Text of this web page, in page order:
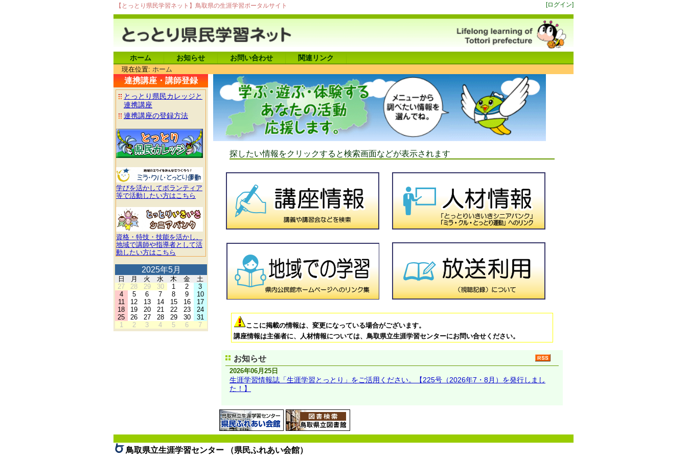
【とっとり県民学習ネット】鳥取県の生涯学習ポータルサイト [ログイン]
ホーム お知らせ お問い合わせ 関連リンク
現在位置: ホーム
連携講座・講師登録
とっとり県民カレッジと
連携講座
連携講座の登録方法
学びを活かしてボランティア
等で活動したい方はこちら
資格・特技・技能を活かし、
地域で講師や指導者として活
動したい方はこちら
2025年5月
日 月 火 水 木 金
土
27
28 29 30 1 2
3
4
5 6 7 8 9
10
11
12 13 14 15 16
17
18
19 20 21 22 23
24
25
26 27 28 29 30
31
1
2 3 4 5 6 7
探したい情報をクリックすると検索画面などが表示されます
ここに掲載の情報は、変更になっている場合がございます。
講座情報は主催者に、人材情報については、鳥取県立生涯学習センターにお問い合せください。
お知らせ
2026年06月25日
生涯学習情報誌「生涯学習とっとり」をご活用ください。【225号（2026年7・8月）を発行しまし
た！】
鳥取県立生涯学習センター （県民ふれあい会館）